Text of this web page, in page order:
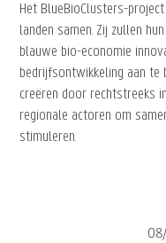
Het BlueBioClusters-
landen samen. Zij zullen
blauwe bio-economie
bedrijfsontwikkeling aan te
creëren door rechtstreeks
regionale actoren om
stimuleren.